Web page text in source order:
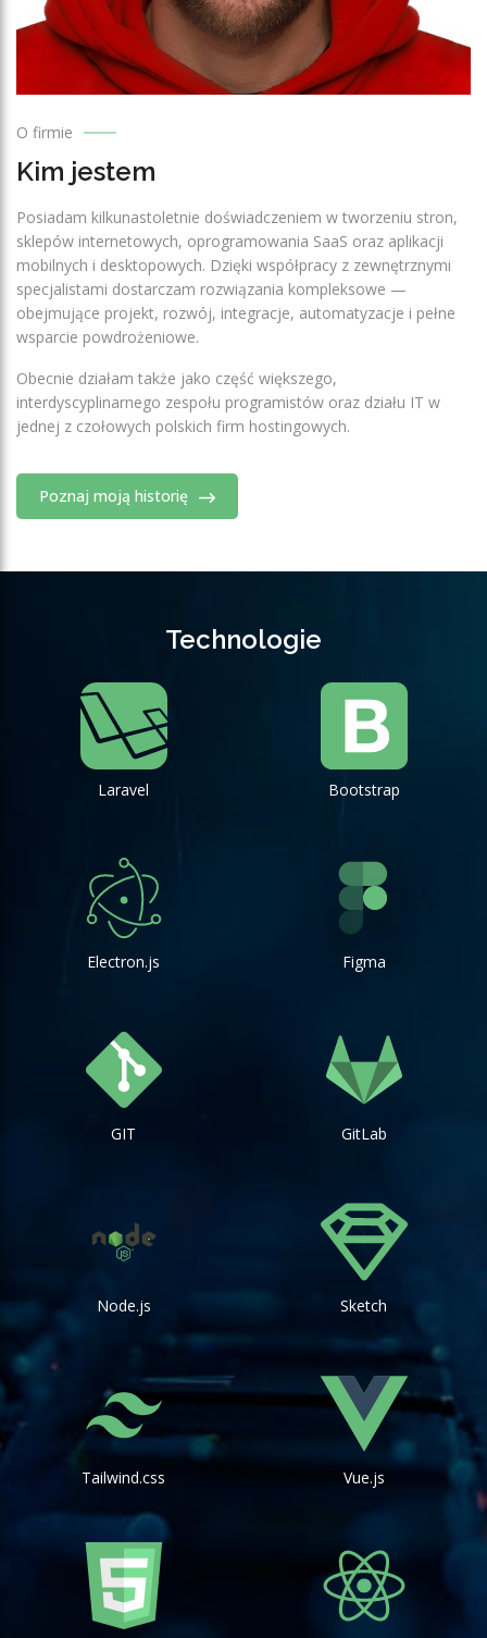
O firmie
Kim jestem
Posiadam kilkunastoletnie doświadczeniem w tworzeniu stron,
sklepów internetowych, oprogramowania SaaS oraz aplikacji
mobilnych i desktopowych. Dzięki współpracy z zewnętrznymi
specjalistami dostarczam rozwiązania kompleksowe —
obejmujące projekt, rozwój, integracje, automatyzacje i pełne
wsparcie powdrożeniowe.
Obecnie działam także jako część większego,
interdyscyplinarnego zespołu programistów oraz działu IT w
jednej z czołowych polskich firm hostingowych.
Poznaj moją historię
Technologie
Laravel Bootstrap
Electron.js Figma
GIT GitLab
Node.js Sketch
Tailwind.css Vue.js